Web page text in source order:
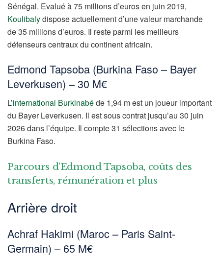
Sénégal. Evalué à 75 millions d’euros en juin 2019,
Koulibalydispose actuellement d’une valeur marchande
de 35 millions d’euros. Il reste parmi les meilleurs
défenseurs centraux du continent africain.
Edmond Tapsoba (Burkina Faso – Bayer
Leverkusen) – 30 M€
L’international Burkinabéde 1,94 m est un joueur important
du Bayer Leverkusen. Il est sous contrat jusqu’au 30 juin
2026 dans l’équipe. Il compte 31 sélections avec le
Burkina Faso.
Parcours d’Edmond Tapsoba, coûts des
transferts, rémunération et plus
Arrière droit
Achraf Hakimi (Maroc – Paris Saint-
Germain) – 65 M€